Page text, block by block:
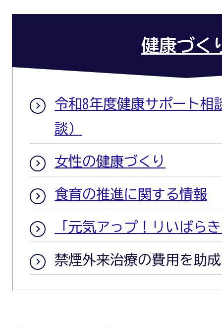
健康づく
令和8年度健康サポート相
談）
女性の健康づくり
食育の推進に関する情報
「元気アっプ！リいばら
禁煙外来治療の費用を助